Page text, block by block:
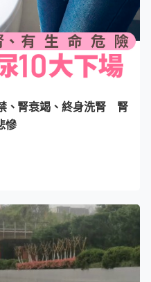
、腎衰竭、終身洗腎 腎
慘